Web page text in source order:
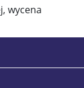
wycena